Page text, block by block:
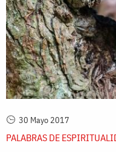
30 Mayo 2017
PALABRAS DE